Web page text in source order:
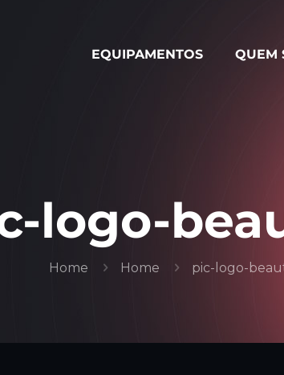
EQUIPAMENTOS QUEM
logo-
Home Home pic-logo-